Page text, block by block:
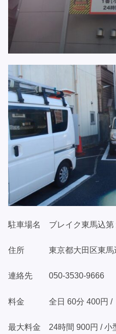
駐車場名 ブレイク東馬込第
住所 東京都大田区東馬
連絡先 050-3530-9666
料金 全日 60分 400円 /
最大料金 24時間 900円 / 小